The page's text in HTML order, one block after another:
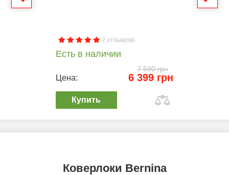
2 отзыв(ов)
Есть в наличии
7 590 грн
Цена: 6 399 грн
Купить
Коверлоки Bernina